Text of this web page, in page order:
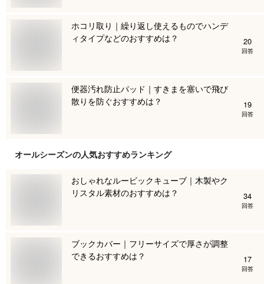
ホコリ取り｜繰り返し使えるものでハンデ
ィタイプなどのおすすめは？
20
回答
便器汚れ防止パッド｜すきまを塞いで飛び
散りを防ぐおすすめは？
19
回答
オールシーズンの人気おすすめランキング
おしゃれなルービックキューブ｜木製やク
リスタル素材のおすすめは？
34
回答
ブックカバー｜フリーサイズで厚さが調整
できるおすすめは？
17
回答